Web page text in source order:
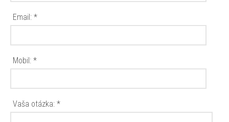
Email: *
Mobil: *
Vaša otázka: *